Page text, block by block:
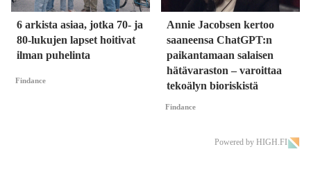
6 arkista asiaa, jotka 70- ja
80-lukujen lapset hoitivat
ilman puhelinta
Findance
Annie Jacobsen kertoo
saaneensa ChatGPT:n
paikantamaan salaisen
hätävaraston – varoittaa
tekoälyn bioriskistä
Findance
Powered by HIGH.FI